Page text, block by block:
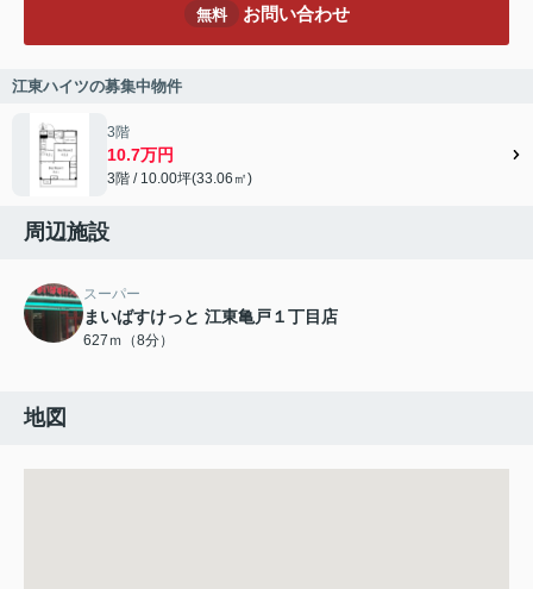
無料 お問い合わせ
江東ハイツの募集中物件
3階
10.7万円
3階 / 10.00坪(33.06㎡)
周辺施設
スーパー
まいばすけっと 江東亀戸１丁目店
627ｍ（8分）
地図